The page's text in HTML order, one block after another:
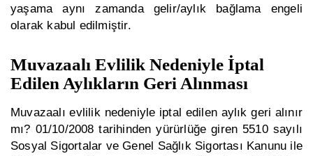
yaşama aynı zamanda gelir/aylık bağlama engeli
olarak kabul edilmiştir.
Muvazaalı Evlilik Nedeniyle İptal
Edilen Aylıkların Geri Alınması
Muvazaalı evlilik nedeniyle iptal edilen aylık geri alınır
mı? 01/10/2008 tarihinden yürürlüğe giren 5510 sayılı
Sosyal Sigortalar ve Genel Sağlık Sigortası Kanunu ile